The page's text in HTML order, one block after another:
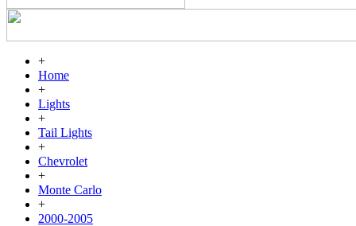
+
Home
+
Lights
+
Tail Lights
+
Chevrolet
+
Monte Carlo
+
2000-2005